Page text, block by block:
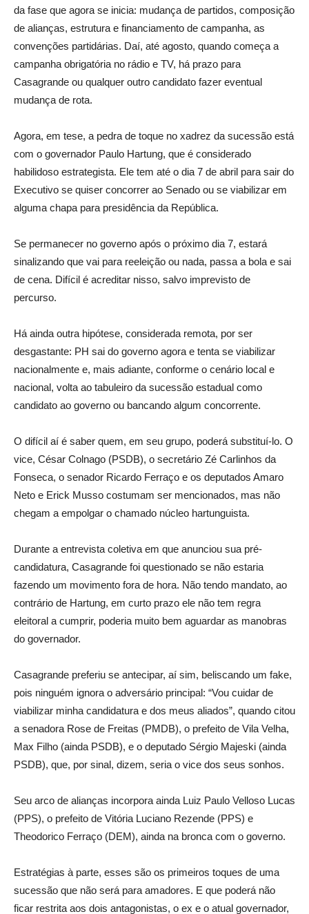
da fase que agora se inicia: mudança de partidos, composição
de alianças, estrutura e financiamento de campanha, as
convenções partidárias. Daí, até agosto, quando começa a
campanha obrigatória no rádio e TV, há prazo para
Casagrande ou qualquer outro candidato fazer eventual
mudança de rota.
Agora, em tese, a pedra de toque no xadrez da sucessão está
com o governador Paulo Hartung, que é considerado
habilidoso estrategista. Ele tem até o dia 7 de abril para sair do
Executivo se quiser concorrer ao Senado ou se viabilizar em
alguma chapa para presidência da República.
Se permanecer no governo após o próximo dia 7, estará
sinalizando que vai para reeleição ou nada, passa a bola e sai
de cena. Difícil é acreditar nisso, salvo imprevisto de
percurso.
Há ainda outra hipótese, considerada remota, por ser
desgastante: PH sai do governo agora e tenta se viabilizar
nacionalmente e, mais adiante, conforme o cenário local e
nacional, volta ao tabuleiro da sucessão estadual como
candidato ao governo ou bancando algum concorrente.
O difícil aí é saber quem, em seu grupo, poderá substituí-lo. O
vice, César Colnago (PSDB), o secretário Zé Carlinhos da
Fonseca, o senador Ricardo Ferraço e os deputados Amaro
Neto e Erick Musso costumam ser mencionados, mas não
chegam a empolgar o chamado núcleo hartunguista.
Durante a entrevista coletiva em que anunciou sua pré-
candidatura, Casagrande foi questionado se não estaria
fazendo um movimento fora de hora. Não tendo mandato, ao
contrário de Hartung, em curto prazo ele não tem regra
eleitoral a cumprir, poderia muito bem aguardar as manobras
do governador.
Casagrande preferiu se antecipar, aí sim, beliscando um fake,
pois ninguém ignora o adversário principal: “Vou cuidar de
viabilizar minha candidatura e dos meus aliados”, quando citou
a senadora Rose de Freitas (PMDB), o prefeito de Vila Velha,
Max Filho (ainda PSDB), e o deputado Sérgio Majeski (ainda
PSDB), que, por sinal, dizem, seria o vice dos seus sonhos.
Seu arco de alianças incorpora ainda Luiz Paulo Velloso Lucas
(PPS), o prefeito de Vitória Luciano Rezende (PPS) e
Theodorico Ferraço (DEM), ainda na bronca com o governo.
Estratégias à parte, esses são os primeiros toques de uma
sucessão que não será para amadores. E que poderá não
ficar restrita aos dois antagonistas, o ex e o atual governador,